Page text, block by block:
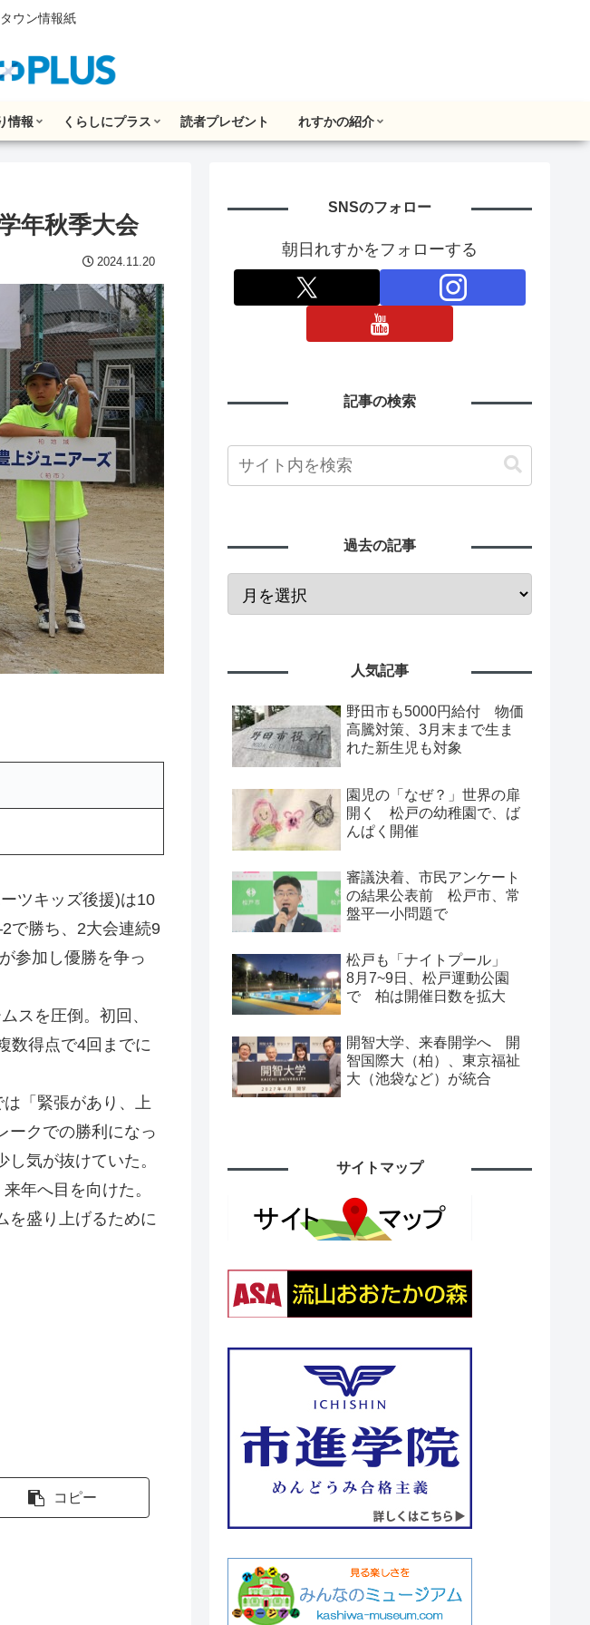
ウン情報紙
情報 くらしにプラス 読者プレゼント れすかの紹介
年秋季大会
2024.11.20
ツキッズ後援)は10
で勝ち、2大会連続9
参加し優勝を争っ
スを圧倒。初回、
数得点で4回までに
「緊張があり、上
ークでの勝利になっ
気が抜けていた。
年へ目を向けた。
を盛り上げるために
コピー
SNSのフォロー
朝日れすかをフォローする
記事の検索
過去の記事
人気記事
野田市も5000円給付 物価
高騰対策、3月末まで生ま
れた新生児も対象
園児の「なぜ？」世界の扉
開く 松戸の幼稚園で、ば
んぱく開催
審議決着、市民アンケート
の結果公表前 松戸市、常
盤平一小問題で
松戸も「ナイトプール」
8月7~9日、松戸運動公園
で 柏は開催日数を拡大
開智大学、来春開学へ 開
智国際大（柏）、東京福祉
大（池袋など）が統合
サイトマップ